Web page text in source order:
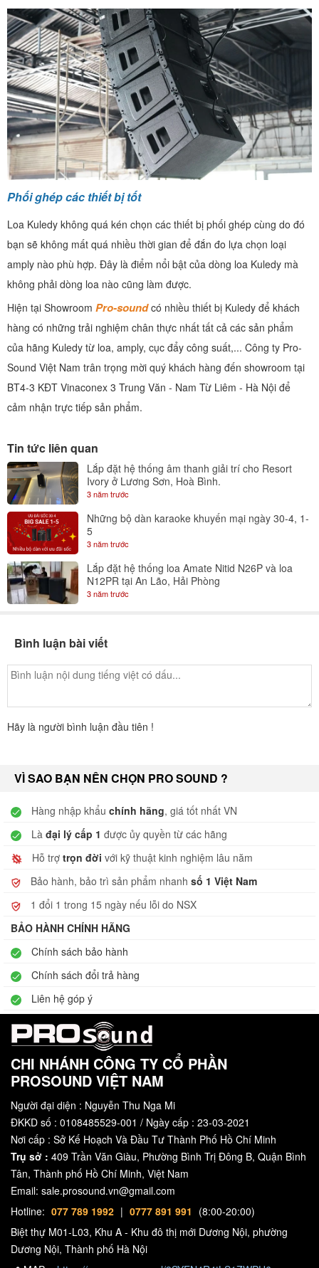
Phối ghép các thiết bị tốt
Loa Kuledy không quá kén chọn các thiết bị phối ghép cùng do đó
bạn sẽ không mất quá nhiều thời gian để đắn đo lựa chọn loại
amply nào phù hợp. Đây là điểm nổi bật của dòng loa Kuledy mà
không phải dòng loa nào cũng làm được.
Hiện tại Showroom Pro-soundcó nhiều thiết bị Kuledy để khách
hàng có những trải nghiệm chân thực nhất tất cả các sản phẩm
của hãng Kuledy từ loa, amply, cục đẩy công suất,... Công ty Pro-
Sound Việt Nam trân trọng mời quý khách hàng đến showroom tại
BT4-3 KĐT Vinaconex 3 Trung Văn - Nam Từ Liêm - Hà Nội để
cảm nhận trực tiếp sản phẩm.
Tin tức liên quan
Lắp đặt hệ thống âm thanh giải trí cho Resort
Ivory ở Lương Sơn, Hoà Bình.
3 năm trước
Những bộ dàn karaoke khuyến mại ngày 30-4, 1-
5
3 năm trước
Lắp đặt hệ thống loa Amate Nitid N26P và loa
N12PR tại An Lão, Hải Phòng
3 năm trước
Bình luận bài viết
Hãy là người bình luận đầu tiên !
VÌ SAO BẠN NÊN CHỌN PRO SOUND ?
Hàng nhập khẩu chính hãng, giá tốt nhất VN
Là đại lý cấp 1 được ủy quyền từ các hãng
Hỗ trợ trọn đời với kỹ thuật kinh nghiệm lâu năm
Bảo hành, bảo trì sản phẩm nhanh số 1 Việt Nam
1 đổi 1 trong 15 ngày nếu lỗi do NSX
BẢO HÀNH CHÍNH HÃNG
Chính sách bảo hành
Chính sách đổi trả hàng
Liên hệ góp ý
CHI NHÁNH CÔNG TY CỔ PHẦN
PROSOUND VIỆT NAM
Người đại diện : Nguyễn Thu Nga Mi
ĐKKD số : 0108485529-001 / Ngày cấp : 23-03-2021
Nơi cấp : Sở Kế Hoạch Và Đầu Tư Thành Phố Hồ Chí Minh
Trụ sở : 409 Trần Văn Giàu, Phường Bình Trị Đông B, Quận Bình
Tân, Thành phố Hồ Chí Minh, Việt Nam
Email: sale.prosound.vn@gmail.com
Hotline: 077 789 1992 | 0777 891 991 (8:00-20:00)
Biệt thự M01-L03, Khu A - Khu đô thị mới Dương Nội, phường
Dương Nội, Thành phố Hà Nội